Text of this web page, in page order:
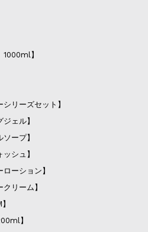
】
リーズセット】
ェル】
ープ】
シュ】
ーション】
リーム】
】